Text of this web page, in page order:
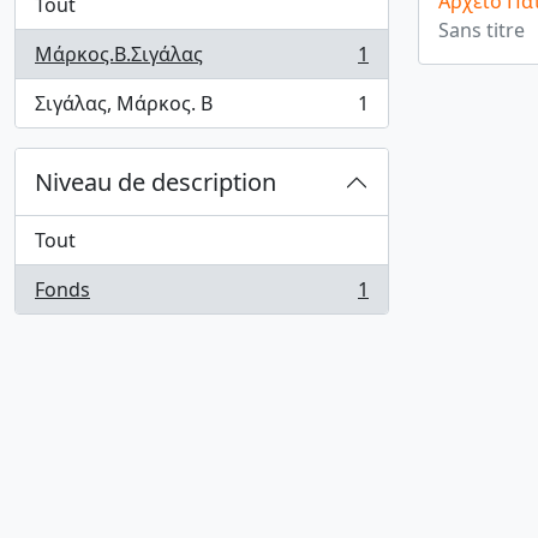
Μάρκος.Β.Σιγάλας
, 1 résultats
1
Σιγάλας, Μάρκος. Β
, 1 résultats 1
Niveau de description
Tout
Fonds
, 1 résultats 1
Sans titre